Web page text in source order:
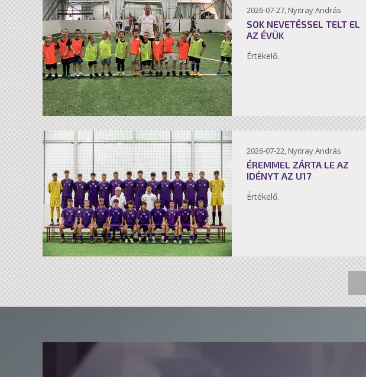
2026-07-27, Nyitray András
SOK NEVETÉSSEL TELT EL
AZ ÉVÜK
Értékelő.
2026-07-22, Nyitray András
ÉREMMEL ZÁRTA LE AZ
IDÉNYT AZ U17
Értékelő.